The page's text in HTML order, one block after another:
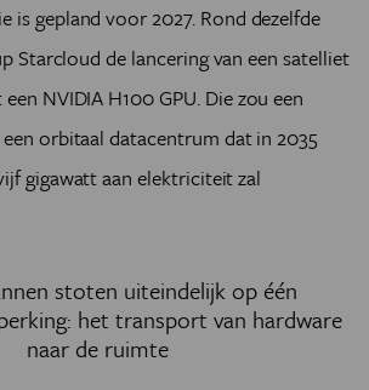
is gepland voor 2027. Rond dezelfde
Starcloud de lancering van een satelliet
NVIDIA H100 GPU. Die zou een
orbitaal datacentrum dat in 2035
gigawatt aan elektriciteit zal
stoten uiteindelijk op één
het transport van hardware
naar de ruimte